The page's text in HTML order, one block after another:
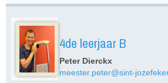
4de leerjaar B
Peter Dierckx
meester.peter@sint-